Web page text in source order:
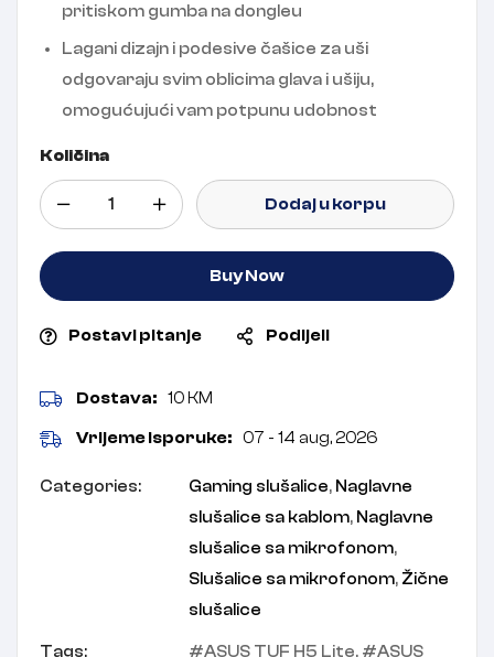
pritiskom gumba na dongleu
Lagani dizajn i podesive čašice za uši
odgovaraju svim oblicima glava i ušiju,
omogućujući vam potpunu udobnost
Količina
Dodaj u korpu
Buy Now
Postavi pitanje Podijeli
Dostava: 10 KM
Vrijeme isporuke: 07 - 14 aug, 2026
Categories: Gaming slušalice, Naglavne
slušalice sa kablom, Naglavne
slušalice sa mikrofonom,
Slušalice sa mikrofonom, Žične
slušalice
Tags: ASUS TUF H5 Lite,
ASUS